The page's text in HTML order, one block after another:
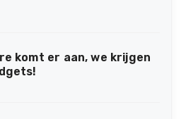
komt er aan, we krijgen